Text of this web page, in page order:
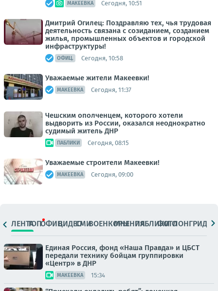
МАКЕЕВКА Сегодня, 10:51
Дмитрий Огилец: Поздравляю тех, чья трудовая
деятельность связана с созиданием, созданием
жилья, промышленных объектов и городской
инфраструктуры!
ОФИЦ. Сегодня, 10:58
Уважаемые жители Макеевки!
МАКЕЕВКА Сегодня, 11:37
Чешским ополченцем, которого хотели
выдворить из России, оказался неоднократно
судимый житель ДНР
ПАБЛИКИ Сегодня, 08:15
Уважаемые строители Макеевки!
МАКЕЕВКА Сегодня, 09:00
ЛЕНТАТОПОФИЦ.ВИДЕОСМИВОЕНКОРЫМНЕНИЯПАБЛИКИ
ФОТОЛОНГРИДЫ
Единая Россия, фонд «Наша Правда» и ЦБСТ
передали технику бойцам группировки
«Центр» в ДНР
МАКЕЕВКА 15:34